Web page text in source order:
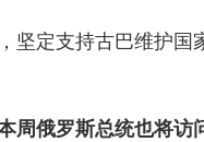
定支持古巴维护
周俄罗斯总统也将